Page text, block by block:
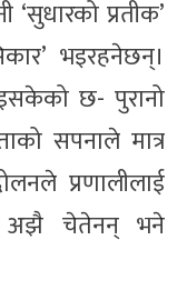
प्रतीक’
भइरहनेछन्।
छ- पुरानो
सपनाले मात्र
प्रणालीलाई
अझै चेतेनन् भने